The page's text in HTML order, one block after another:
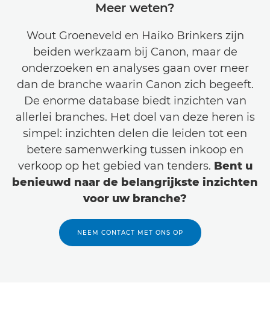
Meer weten?
Wout Groeneveld en Haiko Brinkers zijn
beiden werkzaam bij Canon, maar de
onderzoeken en analyses gaan over meer
dan de branche waarin Canon zich begeeft.
De enorme database biedt inzichten van
allerlei branches. Het doel van deze heren is
simpel: inzichten delen die leiden tot een
betere samenwerking tussen inkoop en
verkoop op het gebied van tenders. Bent u
benieuwd naar de belangrijkste inzichten
voor uw branche?
NEEM CONTACT MET ONS OP